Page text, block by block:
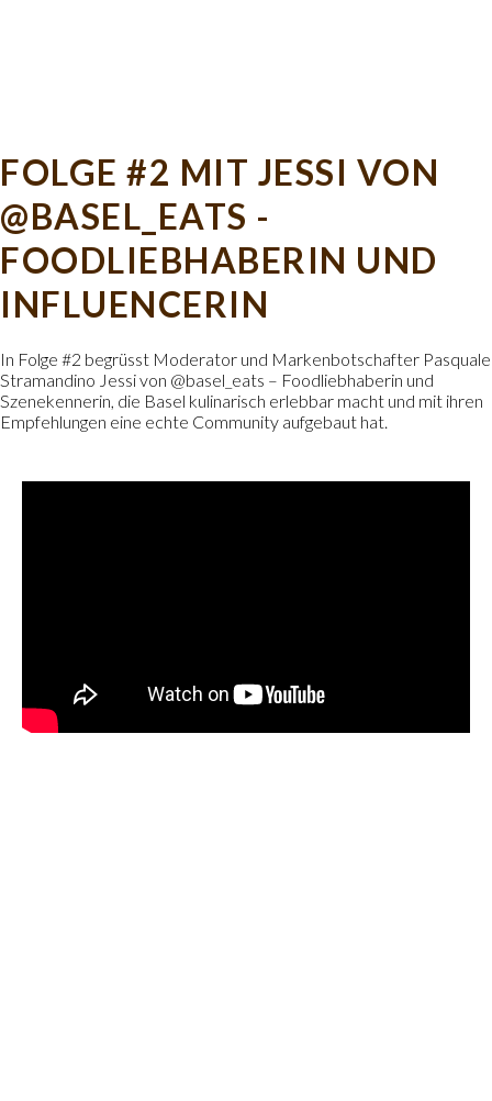
FOLGE #2 MIT JESSI VON
@BASEL_EATS -
FOODLIEBHABERIN UND
INFLUENCERIN
In Folge #2 begrüsst Moderator und Markenbotschafter Pasquale
Stramandino Jessi von @basel_eats – Foodliebhaberin und
Szenekennerin, die Basel kulinarisch erlebbar macht und mit ihren
Empfehlungen eine echte Community aufgebaut hat.